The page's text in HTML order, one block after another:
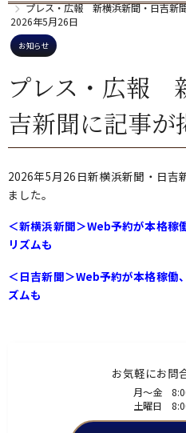
プレス・広報 新横浜新聞・日吉新
2026年5月26日
お知らせ
プレス・広報
吉新聞に記事が
2026年5月26日新横浜新聞・日吉
ました。
＜新横浜新聞＞Web予約が本格稼
リズムも
＜日吉新聞＞Web予約が本格稼働
ズムも
お気軽にお問
月〜金
土曜日